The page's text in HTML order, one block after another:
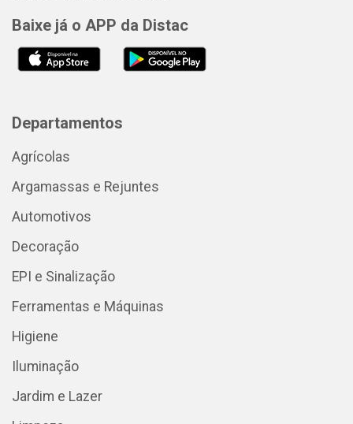
Baixe já o APP da Distac
Departamentos
Agrícolas
Argamassas e Rejuntes
Automotivos
Decoração
EPI e Sinalização
Ferramentas e Máquinas
Higiene
Iluminação
Jardim e Lazer